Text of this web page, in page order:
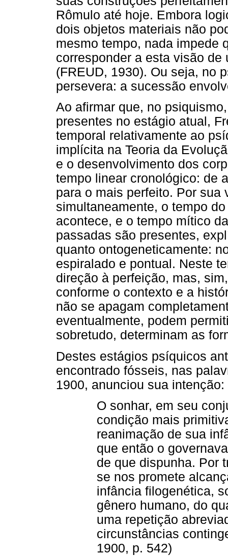
Rômulo até hoje. Embora
dois objetos materiais não
mesmo tempo, nada impede
corresponder a esta visão
(FREUD, 1930). Ou seja, no
persevera: a sucessão
Ao afirmar que, no
presentes no estágio atual,
temporal relativamente ao
implícita na Teoria da
e o desenvolvimento dos
tempo linear cronológico: de
para o mais perfeito. Por sua
simultaneamente, o tempo
acontece, e o tempo mítico
passadas são presentes,
quanto ontogeneticamente:
espiralado e pontual. Neste
direção à perfeição, mas,
conforme o contexto e a
não se apagam
eventualmente, podem
sobretudo, determinam as
Destes estágios psíquicos
encontrado fósseis, nas
1900, anunciou sua intenção:
O sonhar, em seu
condição mais
reanimação de sua
que então o
de que dispunha. Por
se nos promete
infância filogenética,
gênero humano, do
uma repetição
circunstâncias
1900, p. 542)